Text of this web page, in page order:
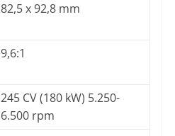
82,5 x 92,8 mm
9,6:1
245 CV (180 kW) 5.250-
6.500 rpm